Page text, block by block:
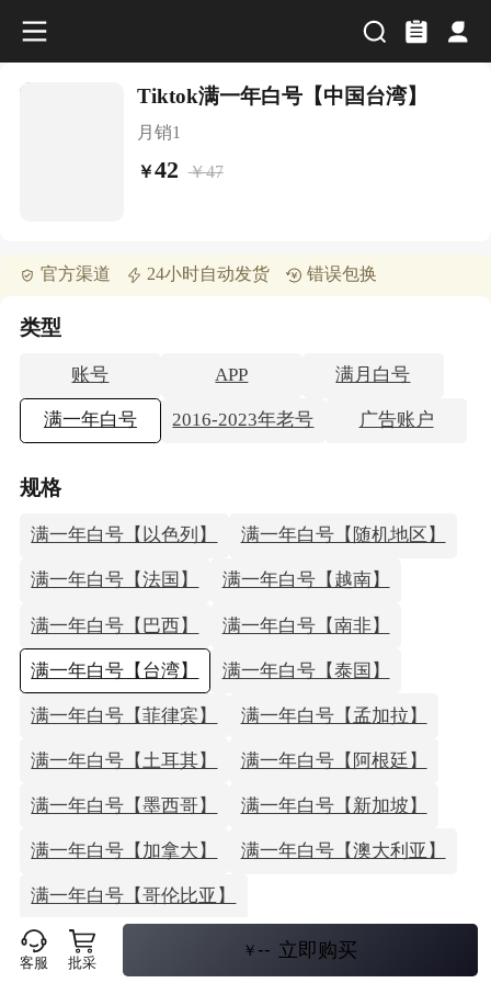
Tiktok满一年白号【中国台湾】
月销1
￥42 ￥47
官方渠道 24小时自动发货 错误包换
类型
账号 APP 满月白号
满一年白号 2016-2023年老号 广告账户
规格
满一年白号【以色列】 满一年白号【随机地区】
满一年白号【法国】 满一年白号【越南】
满一年白号【巴西】 满一年白号【南非】
满一年白号【台湾】 满一年白号【泰国】
满一年白号【菲律宾】 满一年白号【孟加拉】
满一年白号【土耳其】 满一年白号【阿根廷】
满一年白号【墨西哥】 满一年白号【新加坡】
满一年白号【加拿大】 满一年白号【澳大利亚】
满一年白号【哥伦比亚】
满一年白号【马来西亚】
客服 批采
￥ -- 立即购买